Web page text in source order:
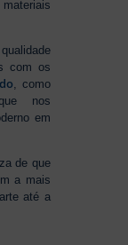
com os
, como
nos
em
de que
a mais
até a